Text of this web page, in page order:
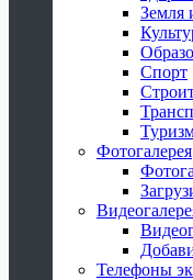
Земля
Спорт
Фотогалерея
Телефоны